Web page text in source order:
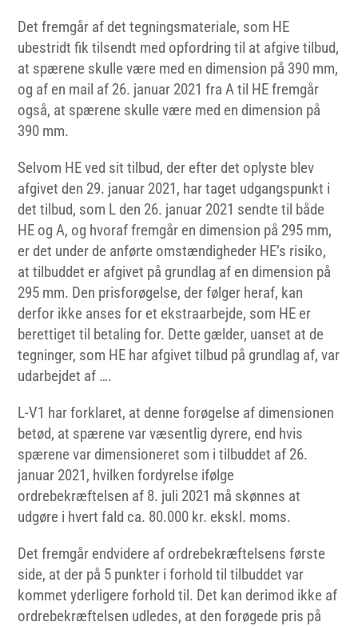
Det fremgår af det tegningsmateriale, som HE
ubestridt fik tilsendt med opfordring til at afgive tilbud,
at spærene skulle være med en dimension på 390 mm,
og af en mail af 26. januar 2021 fra A til HE fremgår
også, at spærene skulle være med en dimension på
390 mm.
Selvom HE ved sit tilbud, der efter det oplyste blev
afgivet den 29. januar 2021, har taget udgangspunkt i
det tilbud, som L den 26. januar 2021 sendte til både
HE og A, og hvoraf fremgår en dimension på 295 mm,
er det under de anførte omstændigheder HE’s risiko,
at tilbuddet er afgivet på grundlag af en dimension på
295 mm. Den prisforøgelse, der følger heraf, kan
derfor ikke anses for et ekstraarbejde, som HE er
berettiget til betaling for. Dette gælder, uanset at de
tegninger, som HE har afgivet tilbud på grundlag af, var
udarbejdet af ….
L-V1 har forklaret, at denne forøgelse af dimensionen
betød, at spærene var væsentlig dyrere, end hvis
spærene var dimensioneret som i tilbuddet af 26.
januar 2021, hvilken fordyrelse ifølge
ordrebekræftelsen af 8. juli 2021 må skønnes at
udgøre i hvert fald ca. 80.000 kr. ekskl. moms.
Det fremgår endvidere af ordrebekræftelsens første
side, at der på 5 punkter i forhold til tilbuddet var
kommet yderligere forhold til. Det kan derimod ikke af
ordrebekræftelsen udledes, at den forøgede pris på